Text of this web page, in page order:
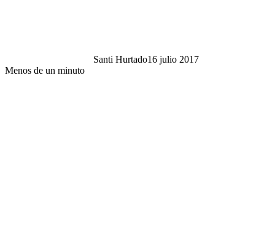
Santi Hurtado16 julio 2017
Menos de un minuto